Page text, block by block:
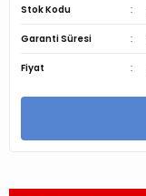
Stok Kodu
Garanti Süresi
Fiyat